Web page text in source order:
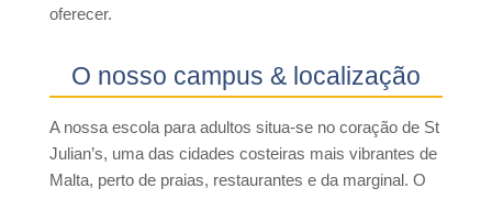
oferecer.
O nosso campus & localização
A nossa escola para adultos situa-se no coração de St
Julian’s, uma das cidades costeiras mais vibrantes de
Malta, perto de praias, restaurantes e da marginal. O